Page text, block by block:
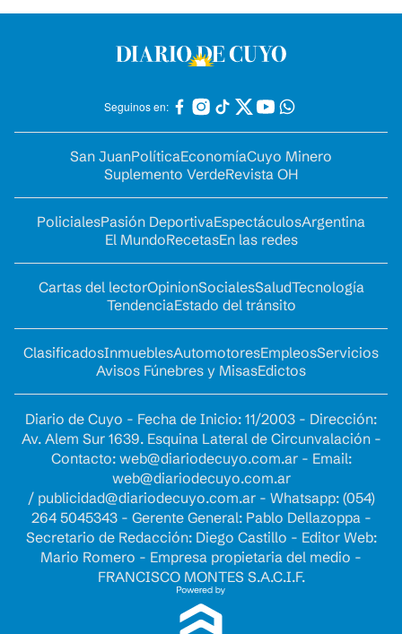
Seguinos en:
San JuanPolíticaEconomíaCuyo Minero
Suplemento VerdeRevista OH
PolicialesPasión DeportivaEspectáculosArgentina
El MundoRecetasEn las redes
Cartas del lectorOpinionSocialesSaludTecnología
TendenciaEstado del tránsito
ClasificadosInmueblesAutomotoresEmpleosServicios
Avisos Fúnebres y MisasEdictos
Diario de Cuyo - Fecha de Inicio: 11/2003 - Dirección:
Av. Alem Sur 1639. Esquina Lateral de Circunvalación -
Contacto: web@diariodecuyo.com.ar- Email:
web@diariodecuyo.com.ar
/ publicidad@diariodecuyo.com.ar- Whatsapp: (054)
264 5045343 - Gerente General: Pablo Dellazoppa -
Secretario de Redacción: Diego Castillo - Editor Web:
Mario Romero - Empresa propietaria del medio -
FRANCISCO MONTES S.A.C.I.F.